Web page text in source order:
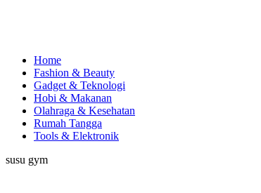
Home
Fashion & Beauty
Gadget & Teknologi
Hobi & Makanan
Olahraga & Kesehatan
Rumah Tangga
Tools & Elektronik
susu gym